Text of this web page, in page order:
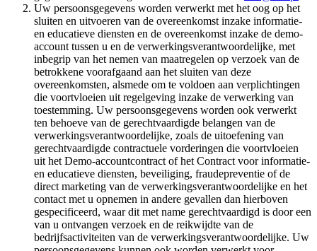
Uw persoonsgegevens worden verwerkt met het oog op het
sluiten en uitvoeren van de overeenkomst inzake informatie-
en educatieve diensten en de overeenkomst inzake de demo-
account tussen u en de verwerkingsverantwoordelijke, met
inbegrip van het nemen van maatregelen op verzoek van de
betrokkene voorafgaand aan het sluiten van deze
overeenkomsten, alsmede om te voldoen aan verplichtingen
die voortvloeien uit regelgeving inzake de verwerking van
toestemming. Uw persoonsgegevens worden ook verwerkt
ten behoeve van de gerechtvaardigde belangen van de
verwerkingsverantwoordelijke, zoals de uitoefening van
gerechtvaardigde contractuele vorderingen die voortvloeien
uit het Demo-accountcontract of het Contract voor informatie-
en educatieve diensten, beveiliging, fraudepreventie of de
direct marketing van de verwerkingsverantwoordelijke en het
contact met u opnemen in andere gevallen dan hierboven
gespecificeerd, waar dit met name gerechtvaardigd is door een
van u ontvangen verzoek en de reikwijdte van de
bedrijfsactiviteiten van de verwerkingsverantwoordelijke. Uw